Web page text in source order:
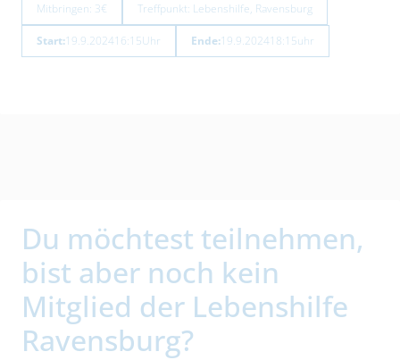
Mitbringen: 3€ Treffpunkt: Lebenshilfe, Ravensburg
Start:19.9.2024 16:15Uhr Ende:19.9.2024 18:15uhr
Du möchtest teilnehmen,
bist aber noch kein
Mitglied der Lebenshilfe
Ravensburg?